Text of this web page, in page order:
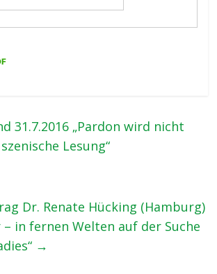
31.7.2016 „Pardon wird nicht
Lesung“
Dr. Renate Hücking (Hamburg)
– in fernen Welten auf der Suche
→